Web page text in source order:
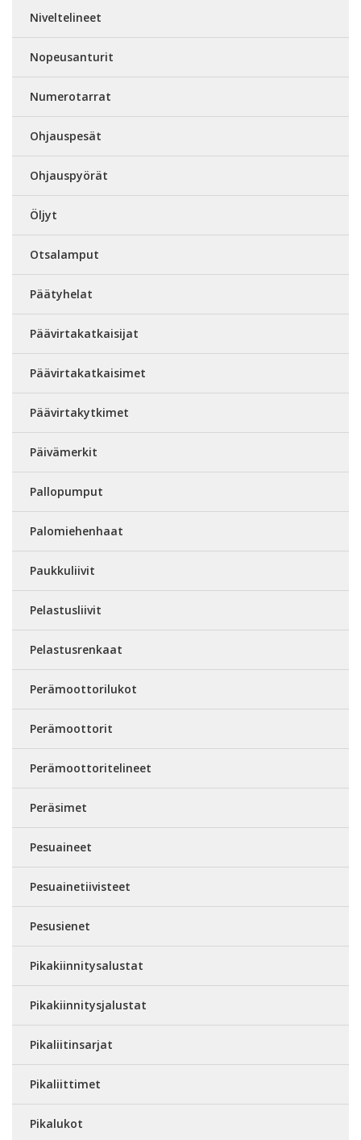
Niveltelineet
Nopeusanturit
Numerotarrat
Ohjauspesät
Ohjauspyörät
Öljyt
Otsalamput
Päätyhelat
Päävirtakatkaisijat
Päävirtakatkaisimet
Päävirtakytkimet
Päivämerkit
Pallopumput
Palomiehenhaat
Paukkuliivit
Pelastusliivit
Pelastusrenkaat
Perämoottorilukot
Perämoottorit
Perämoottoritelineet
Peräsimet
Pesuaineet
Pesuainetiivisteet
Pesusienet
Pikakiinnitysalustat
Pikakiinnitysjalustat
Pikaliitinsarjat
Pikaliittimet
Pikalukot